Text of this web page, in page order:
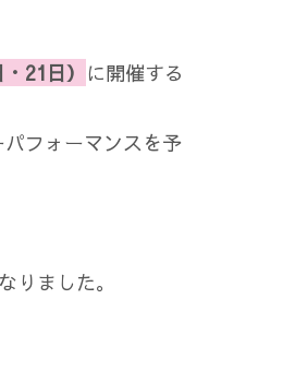
21日） に開催する
フォーマンスを予
ました。